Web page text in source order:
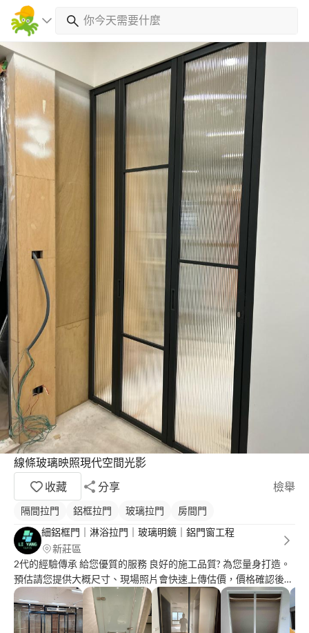
線條玻璃映照現代空間光影
收藏
分享 檢舉
隔間拉門 鋁框拉門 玻璃拉門
房間門
細鋁框門｜淋浴拉門｜玻璃明鏡｜鋁門窗工程
新莊區
2代的經驗傳承 給您優質的服務 良好的施工品質? 為您量身打造。
預估請您提供大概尺寸、現場照片會快速上傳估價，價格確認後再
進現場丈量，價格以現場丈量為主，施工範圍數量有多或少都會實
報給您 謝謝。 服務範圍：雙北、基隆、桃園地區 免費到府丈量評
估 服務項目：住家裝潢玻璃、專業矽利康室內外工程、外牆玻